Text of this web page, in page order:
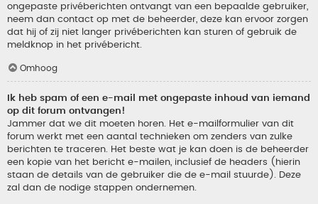
ongepaste privéberichten ontvangt van een bepaalde gebruiker,
neem dan contact op met de beheerder, deze kan ervoor zorgen
dat hij of zij niet langer privéberichten kan sturen of gebruik de
meldknop in het privébericht.
Omhoog
Ik heb spam of een e-mail met ongepaste inhoud van iemand
op dit forum ontvangen!
Jammer dat we dit moeten horen. Het e-mailformulier van dit
forum werkt met een aantal technieken om zenders van zulke
berichten te traceren. Het beste wat je kan doen is de beheerder
een kopie van het bericht e-mailen, inclusief de headers (hierin
staan de details van de gebruiker die de e-mail stuurde). Deze
zal dan de nodige stappen ondernemen.